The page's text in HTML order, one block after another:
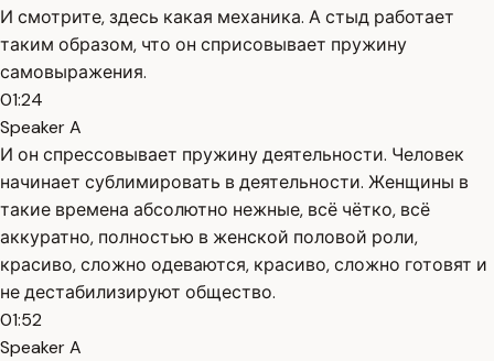
И смотрите, здесь какая механика. А стыд работает
таким образом, что он сприсовывает пружину
самовыражения.
01:24
Speaker A
И он спрессовывает пружину деятельности. Человек
начинает сублимировать в деятельности. Женщины в
такие времена абсолютно нежные, всё чётко, всё
аккуратно, полностью в женской половой роли,
красиво, сложно одеваются, красиво, сложно готовят и
не дестабилизируют общество.
01:52
Speaker A